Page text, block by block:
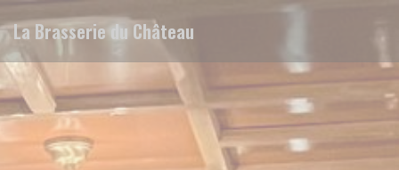
La Brasserie du Château